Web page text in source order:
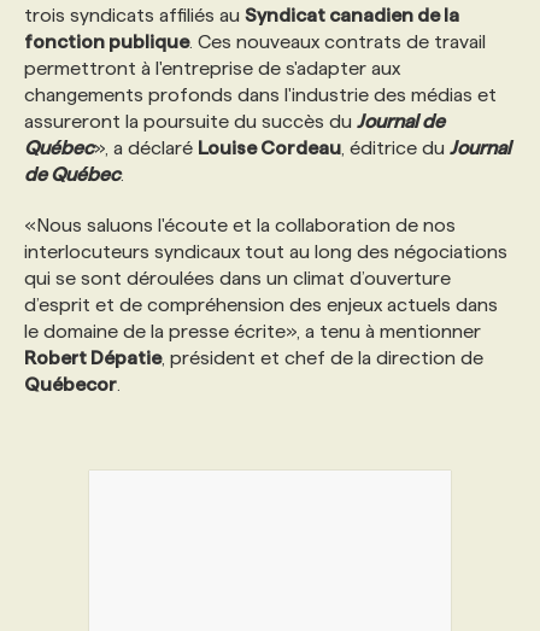
NOS TARIFS
PROGRAMMES DE SUBVENTIONS
FAQ
ANNONCEZ AVEC NOUS
ANNONCEZ AVEC NOUS
trois syndicats affiliés au Syndicat canadien de la
fonction publique. Ces nouveaux contrats de travail
permettront à l'entreprise de s'adapter aux
changements profonds dans l'industrie des médias et
assureront la poursuite du succès du Journal de
Québec», a déclaré Louise Cordeau , éditrice du Journal
de Québec.
«Nous saluons l'écoute et la collaboration de nos
interlocuteurs syndicaux tout au long des négociations
qui se sont déroulées dans un climat d’ouverture
d’esprit et de compréhension des enjeux actuels dans
le domaine de la presse écrite», a tenu à mentionner
Robert Dépatie, président et chef de la direction de
Québecor